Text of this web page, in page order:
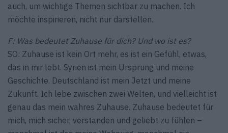
auch, um wichtige Themen sichtbar zu machen. Ich
möchte inspirieren, nicht nur darstellen.
F: Was bedeutet Zuhause für dich? Und wo ist es?
SO: Zuhause ist kein Ort mehr, es ist ein Gefühl, etwas,
das in mir lebt. Syrien ist mein Ursprung und meine
Geschichte. Deutschland ist mein Jetzt und meine
Zukunft. Ich lebe zwischen zwei Welten, und vielleicht ist
genau das mein wahres Zuhause. Zuhause bedeutet für
mich, mich sicher, verstanden und geliebt zu fühlen –